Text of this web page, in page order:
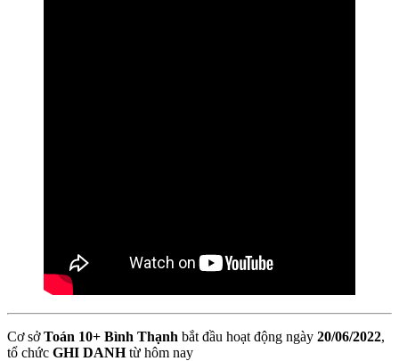
Cơ sởToán 10+ Bình Thạnh bắt đầu hoạt động ngày 20/06/2022,
tổ chức GHI DANHtừ hôm nay